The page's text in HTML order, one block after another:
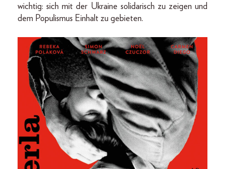
wichtig: sich mit der Ukraine solidarisch zu zeigen und
dem Populismus Einhalt zu gebieten.